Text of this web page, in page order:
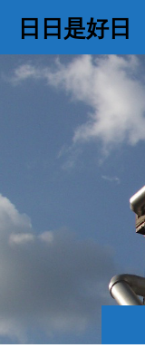
日日是好日